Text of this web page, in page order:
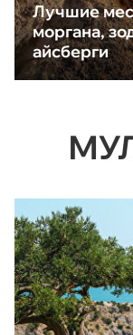
Лучшие
моргана,
айсберги